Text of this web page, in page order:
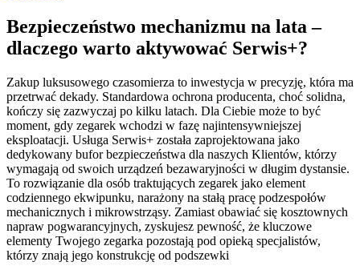
Bezpieczeństwo mechanizmu na lata –
dlaczego warto aktywować Serwis+?
Zakup luksusowego czasomierza to inwestycja w precyzję, która ma
przetrwać dekady. Standardowa ochrona producenta, choć solidna,
kończy się zazwyczaj po kilku latach. Dla Ciebie może to być
moment, gdy zegarek wchodzi w fazę najintensywniejszej
eksploatacji. Usługa Serwis+ została zaprojektowana jako
dedykowany bufor bezpieczeństwa dla naszych Klientów, którzy
wymagają od swoich urządzeń bezawaryjności w długim dystansie.
To rozwiązanie dla osób traktujących zegarek jako element
codziennego ekwipunku, narażony na stałą pracę podzespołów
mechanicznych i mikrowstrząsy. Zamiast obawiać się kosztownych
napraw pogwarancyjnych, zyskujesz pewność, że kluczowe
elementy Twojego zegarka pozostają pod opieką specjalistów,
którzy znają jego konstrukcję od podszewki